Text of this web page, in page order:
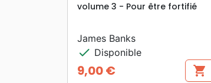
volume 3 - Pour être fortifié
James Banks
check Disponible
Prix
9,00 € shopping_cart